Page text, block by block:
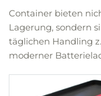
Container bieten
Lagerung, sondern
täglichen Handling
moderner